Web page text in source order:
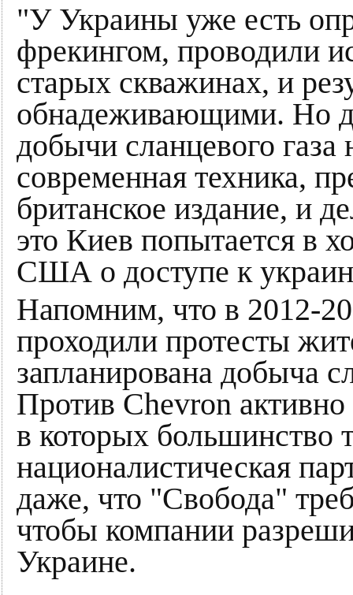
"У Украины уже есть
фрекингом, проводили
старых скважинах, и
обнадеживающими. Но
добычи сланцевого
современная техника,
британское издание, и
это Киев попытается в
США о доступе к
Напомним, что в 2012-
проходили протесты
запланирована добыча
Против Chevron
в которых большинство
националистическая
даже, что "Свобода"
чтобы компании
Украине.